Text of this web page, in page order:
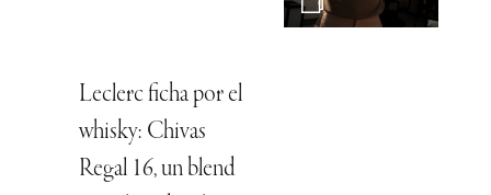
Leclerc ficha por el
whisky: Chivas
Regal 16, un blend